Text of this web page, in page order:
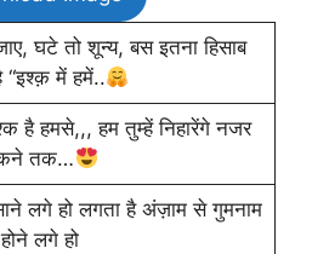
घटे तो शून्य, बस इतना हिसाब
“इश्क़ में हमें..
है हमसे,,, हम तुम्हें निहारेंगे नजर
तक…
लगे हो लगता है अंज़ाम से गुमनाम
होने लगे हो